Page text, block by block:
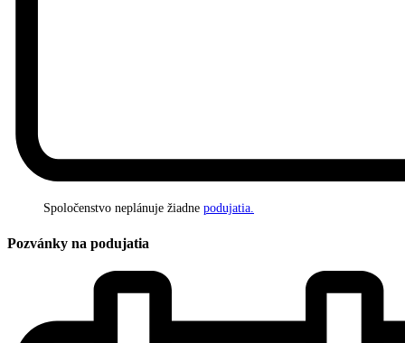
Spoločenstvo neplánuje žiadne podujatia.
Pozvánky na podujatia